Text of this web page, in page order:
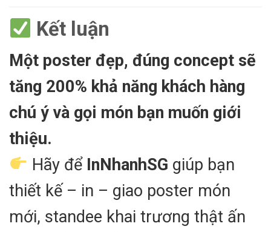
Kết luận
Một poster đẹp, đúng concept sẽ
tăng 200% khả năng khách hàng
chú ý và gọi món bạn muốn giới
thiệu.
Hãy để InNhanhSG giúp bạn
thiết kế – in – giao poster món
mới, standee khai trương thật ấn